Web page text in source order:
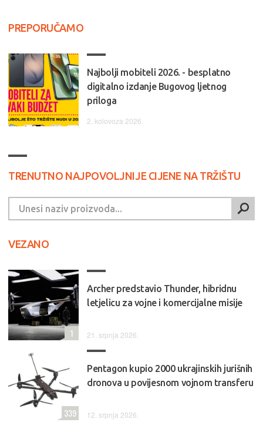
PREPORUČAMO
Najbolji mobiteli 2026. - besplatno
digitalno izdanje Bugovog ljetnog
priloga
2. kolovoza 2026.
TRENUTNO NAJPOVOLJNIJE CIJENE NA TRŽIŠTU
VEZANO
Archer predstavio Thunder, hibridnu
letjelicu za vojne i komercijalne misije
21. srpnja 2026.
1
Pentagon kupio 2000 ukrajinskih jurišnih
dronova u povijesnom vojnom transferu
12. srpnja 2026.
339